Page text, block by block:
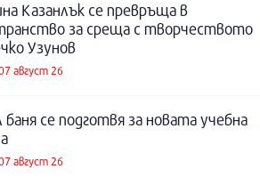
Казанлък се превръща в
за среща с творчеството
Узунов
август 26
баня се подготвя за новата учебна
август 26